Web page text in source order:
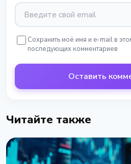
Сохранить моё имя и e-mail в
последующих комментариев
Оставить
Читайте также